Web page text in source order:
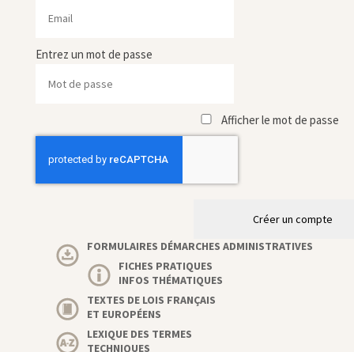
Entrez un mot de passe
Afficher le mot de passe
Créer un compte
FORMULAIRES DÉMARCHES ADMINISTRATIVES
FICHES PRATIQUES
INFOS THÉMATIQUES
TEXTES DE LOIS FRANÇAIS
ET EUROPÉENS
LEXIQUE DES TERMES
TECHNIQUES